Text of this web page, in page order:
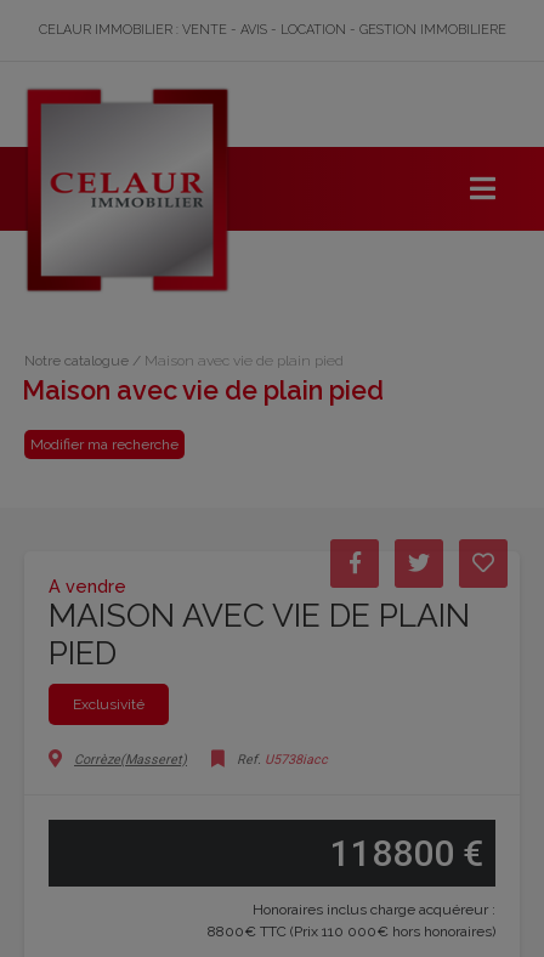
CELAUR IMMOBILIER : VENTE - AVIS - LOCATION - GESTION IMMOBILIERE
Notre catalogue / Maison avec vie de plain pied
Maison avec vie de plain pied
Modifier ma recherche
A vendre
MAISON AVEC VIE DE PLAIN
PIED
Exclusivité
Corrèze(Masseret) Ref. U5738iacc
118800 €
Honoraires inclus charge acquéreur :
8800€ TTC (Prix 110 000€ hors honoraires)